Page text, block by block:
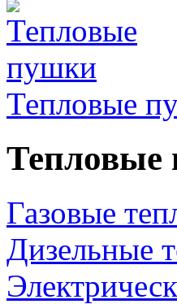
Тепловые
Газовые
Дизельные